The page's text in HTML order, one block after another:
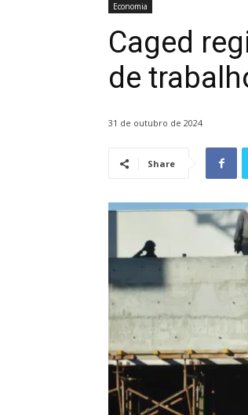
Economia
Caged
de
31 de outubro de 2024
Share